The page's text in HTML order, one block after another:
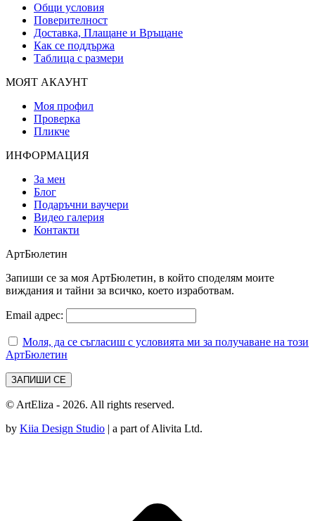
Общи условия
Поверителност
Доставка, Плащане и Връщане
Как се поддържа
Таблица с размери
МОЯТ АКАУНТ
Моя профил
Проверка
Пликче
ИНФОРМАЦИЯ
За мен
Блог
Подаръчни ваучери
Видео галерия
Контакти
АртБюлетин
Запиши се за моя АртБюлетин, в който споделям моите
виждания и тайни за всичко, което изработвам.
Email адрес:
Моля, да се съгласиш с условията ми за получаване на този
АртБюлетин
© ArtEliza - 2026. All rights reserved.
by Kiia Design Studio | a part of Alivita Ltd.